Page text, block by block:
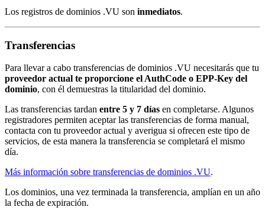
Los registros de dominios .VU son inmediatos.
Transferencias
Para llevar a cabo transferencias de dominios .VU necesitarás que tu
proveedor actual te proporcione el AuthCode o EPP-Key del
dominio, con él demuestras la titularidad del dominio.
Las transferencias tardan entre 5 y 7 días en completarse. Algunos
registradores permiten aceptar las transferencias de forma manual,
contacta con tu proveedor actual y averigua si ofrecen este tipo de
servicios, de esta manera la transferencia se completará el mismo
día.
Más información sobre transferencias de dominios .VU.
Los dominios, una vez terminada la transferencia, amplían en un año
la fecha de expiración.